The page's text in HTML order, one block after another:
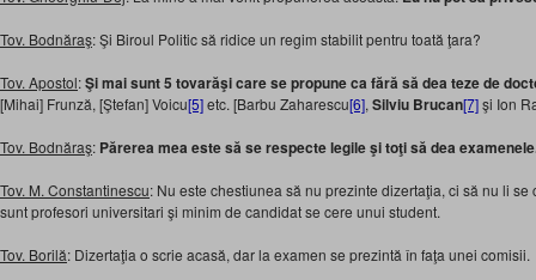
Tov. Bodnăraş: Şi Biroul Politic să ridice un regim stabilit pentru toată ţara?
Tov. Apostol:Şi mai sunt 5 tovarăşi care se propune ca fără să dea teze de
[Mihai] Frunză, [Ştefan] Voicu[5]etc. [Barbu Zaharescu[6], Silviu Brucan[7]şi Ion
Tov. Bodnăraş: Părerea mea este să se respecte legile şi toţi să dea
Tov. M. Constantinescu: Nu este chestiunea să nu prezinte dizertaţia, ci să nu li
sunt profesori universitari şi minim de candidat se cere unui student.
Tov. Borilă: Dizertaţia o scrie acasă, dar la examen se prezintă în faţa unei comisii.